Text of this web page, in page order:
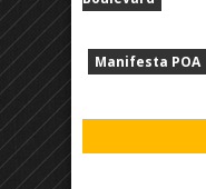
Manifesta POA